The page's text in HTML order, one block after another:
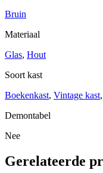
Bruin
Materiaal
Glas, Hout
Soort kast
Boekenkast, Vintage kast,
Demontabel
Nee
Gerelateerde